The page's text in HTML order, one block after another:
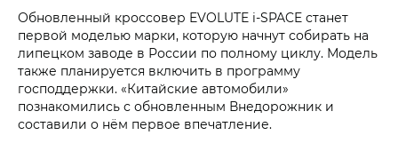
Обновленный кроссовер EVOLUTE i‑SPACE станет
первой моделью марки, которую начнут собирать на
липецком заводе в России по полному циклу. Модель
также планируется включить в программу
господдержки. «Китайские автомобили»
познакомились с обновленным Внедорожник и
составили о нём первое впечатление.